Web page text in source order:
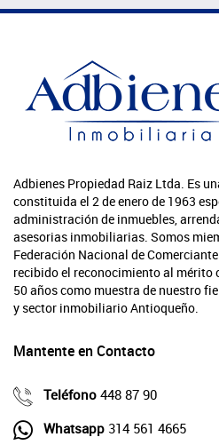
Adbienes Propiedad Raiz Ltda. Es
constituida el 2 de enero de 1963
administración de inmuebles,
asesorias inmobiliarias. Somos
Federación Nacional de
recibido el reconocimiento al mérito
50 años como muestra de nuestro
y sector inmobiliario Antioqueño.
Mantente en Contacto
Teléfono 448 87 90
Whatsapp 314 561 4665